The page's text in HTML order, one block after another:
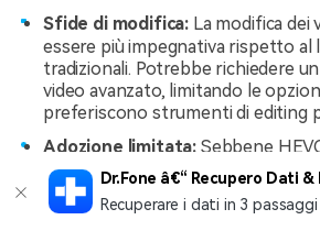
Sfide di modifica: La modifica dei
essere più impegnativa rispetto al
tradizionali. Potrebbe richiedere
video avanzato, limitando le
preferiscono strumenti di editing
Adozione limitata: Sebbene
compressione superiore, la sua
universale. Alcune piattaforme,
potrebbero non supportare
Dr.Fone â€“ Recupero Dati &
Recuperare i dati in 3 passaggi